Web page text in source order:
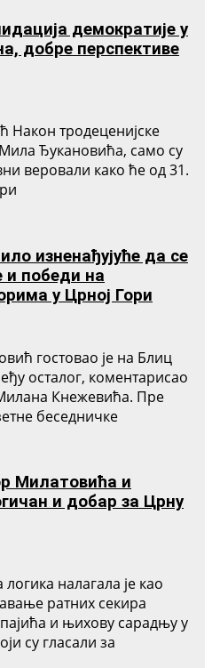
демократије у
добре перспективе
Након тродеценијске
Ђукановића, само су
веровали како ће од 31.
изненађујуће да се
и победи на
у Црној Гори
гостовао је на Блиц
осталог, коментарисао
Кнежевића. Пре
беседничке
Милатовића и
и добар за Црну
налагала је као
ратних секира
и њихову сарадњу у
су гласали за